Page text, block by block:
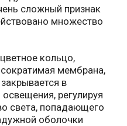
сложный признак
множество
кольцо,
мембрана,
в
регулируя
света, попадающего
оболочки